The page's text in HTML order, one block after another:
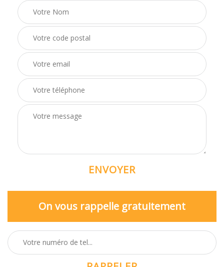
On vous rappelle gratuitement